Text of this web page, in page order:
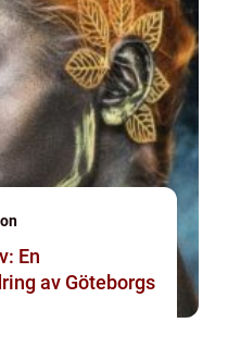
En
av Göteborgs